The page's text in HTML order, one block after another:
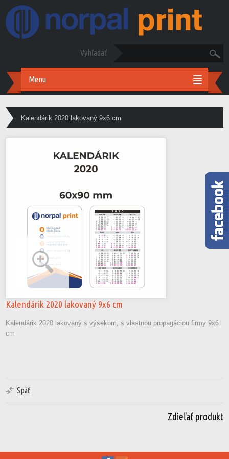
Vyhľadať
Menu
Kalendárik 2020 lakovaný 9x6 cm
Kalendárik 2020 lakovaný 9x6 cm
Kalendárik 2020 lakovaný s výsekom, s vlastnou propagáciou firmy 9x6
cm
Späť
Zdieľať produkt